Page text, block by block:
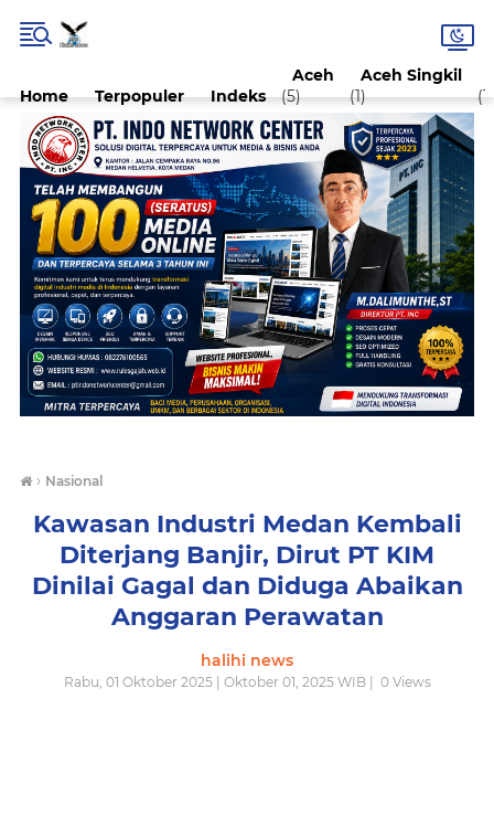
Home Terpopuler Indeks
Aceh
(5)
Aceh Singkil
(1)
(1)
› Nasional
Kawasan Industri Medan Kembali
Diterjang Banjir, Dirut PT KIM
Dinilai Gagal dan Diduga Abaikan
Anggaran Perawatan
halihi news
Rabu, 01 Oktober 2025 | Oktober 01, 2025 WIB | 0Views